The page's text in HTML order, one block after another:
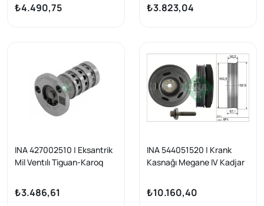
₺4.490,75 ₺3.823,04
INA 427002510 | Eksantrik
Mil Ventılı Tiguan-Karoq
₺3.486,61
INA 544051520 | Krank
Kasnağı Megane IV Kadjar
TCE 18 -
₺10.160,40